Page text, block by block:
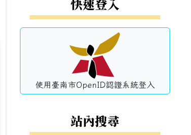
快速登入
使用臺南市OpenID認證系統登入
站內搜尋